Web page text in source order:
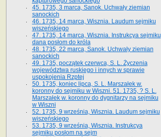
45. 1735, 3 marca, Sanok. Uchwały ziemian
sanockich
46. 1735, 14 marca, Wisznia. Laudum sejmiku
wiszeńskiego
47. 1735, 14 marca, Wisznia. Instrukcya sejmiku
dana posłom do króla
48. 1735, 22 marca, Sanok. Uchwały ziemian
sanockich
49. 1735, początek czerwca, S. L. Życzenia
województwa ruskiego i innych w sprawie
uspokojenia Rzptej
50. 1735, koniec lipca, S. L. Marszałek w.
koronny do sejmiku w Wiszni. 51. 1735, ? S. L.
Marszałek w. koronny do dygnitarzy na sejmiku
w Wiszni
52. 1735, 9 września, Wisznia. Laudum sejmiku
wiszeńskiego
53. 1735, 9 września, Wisznia. Instrukcya
sejmiku posłom na sejm